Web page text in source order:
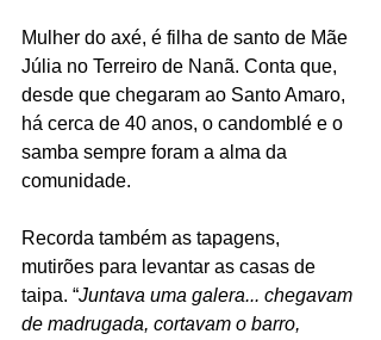
Mulher do axé, é filha de santo de Mãe
Júlia no Terreiro de Nanã. Conta que,
desde que chegaram ao Santo Amaro,
há cerca de 40 anos, o candomblé e o
samba sempre foram a alma da
comunidade.
Recorda também as tapagens,
mutirões para levantar as casas de
taipa. “Juntava uma galera... chegavam
de madrugada, cortavam o barro,